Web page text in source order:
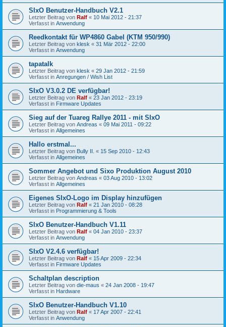
SIxO Benutzer-Handbuch V2.1
Letzter Beitrag von Ralf « 10 Mai 2012 - 21:37
Verfasst in Anwendung
Reedkontakt für WP4860 Gabel (KTM 950/990)
Letzter Beitrag von klesk « 31 Mär 2012 - 22:00
Verfasst in Anwendung
tapatalk
Letzter Beitrag von klesk « 29 Jan 2012 - 21:59
Verfasst in Anregungen / Wish List
SIxO V3.0.2 DE verfügbar!
Letzter Beitrag von Ralf « 23 Jan 2012 - 23:19
Verfasst in Firmware Updates
Sieg auf der Tuareg Rallye 2011 - mit SIxO
Letzter Beitrag von Andreas « 09 Mai 2011 - 09:22
Verfasst in Allgemeines
Hallo erstmal...
Letzter Beitrag von Bully II. « 15 Sep 2010 - 12:43
Verfasst in Allgemeines
Sommer Angebot und Sixo Produktion August 2010
Letzter Beitrag von Andreas « 03 Aug 2010 - 13:02
Verfasst in Allgemeines
Eigenes SIxO-Logo im Display hinzufügen
Letzter Beitrag von Ralf « 21 Jan 2010 - 08:28
Verfasst in Programmierung & Tools
SIxO Benutzer-Handbuch V1.11
Letzter Beitrag von Ralf « 04 Jan 2010 - 23:37
Verfasst in Anwendung
SIxO V2.4.6 verfügbar!
Letzter Beitrag von Ralf « 15 Apr 2009 - 22:34
Verfasst in Firmware Updates
Schaltplan description
Letzter Beitrag von die-maus « 24 Jan 2008 - 19:47
Verfasst in Hardware
SIxO Benutzer-Handbuch V1.10
Letzter Beitrag von Ralf « 17 Apr 2007 - 22:41
Verfasst in Anwendung